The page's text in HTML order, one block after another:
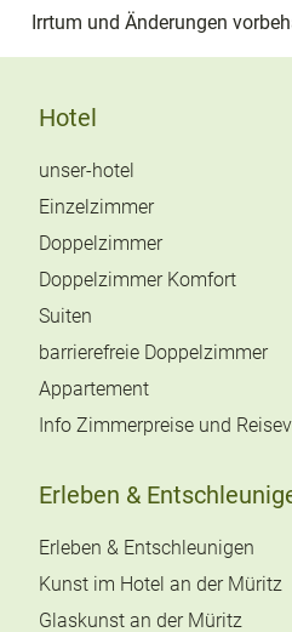
Irrtum und Änderungen
Hotel
unser-hotel
Einzelzimmer
Doppelzimmer
Doppelzimmer Komfort
Suiten
barrierefreie Doppelzimmer
Appartement
Info Zimmerpreise und
Erleben &
Erleben & Entschleunigen
Kunst im Hotel an der Müritz
Glaskunst an der Müritz